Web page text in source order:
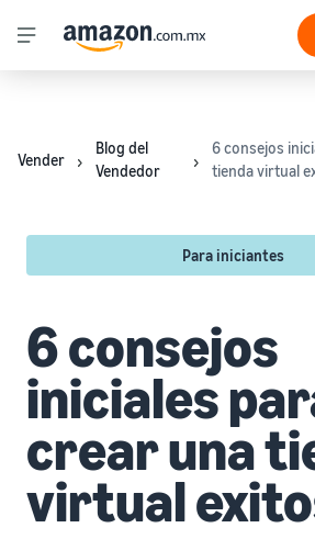
Vender
Blog del
Vendedor
6 consejos
tienda virtual
Para iniciantes
6 consejos
iniciales
crear una
virtual